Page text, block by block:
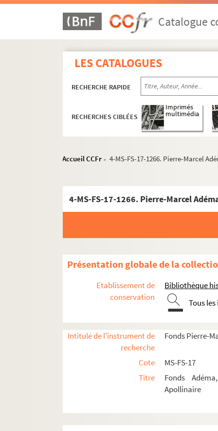
Catalogue
LES CATALOGUES
RECHERCHE RAPIDE
RECHERCHES CIBLÉES
Imprimés
multimédia
Accueil CCFr > 4-MS-FS-17-1266. Pierre-Marcel
4-MS-FS-17-1266. Pierre-Marcel
Présentation globale de la
Etablissement de
conservation
Bibliothèque
Tous
Intitulé de l'instrument de
recherche
Fonds Pierre-
Cote
MS-FS-17
Titre
Fonds
Apollinaire